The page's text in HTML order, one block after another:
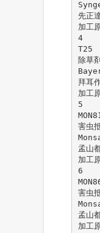
先正
加工
4
T25
除草
拜耳
加工
5
害虫
孟山
加工
6
害虫
孟山
加工